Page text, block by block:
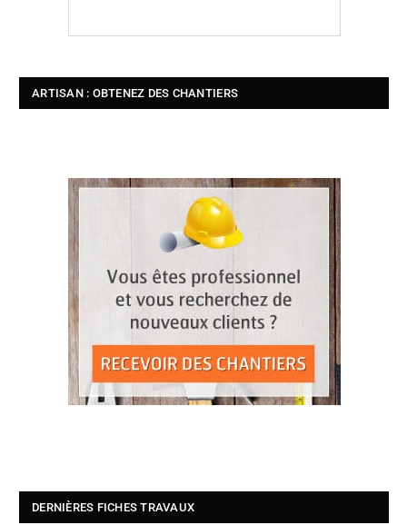
ARTISAN : OBTENEZ DES CHANTIERS
DERNIÈRES FICHES TRAVAUX